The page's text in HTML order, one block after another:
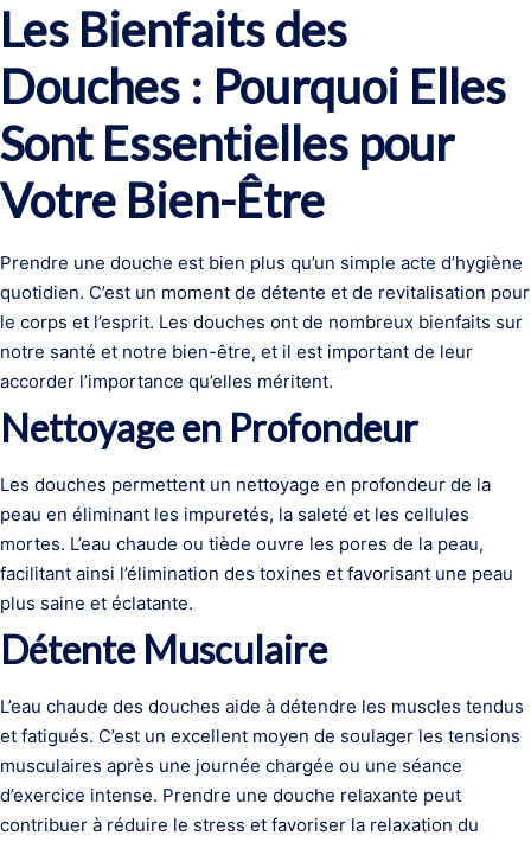
Les Bienfaits des
Douches : Pourquoi Elles
Sont Essentielles pour
Votre Bien-Être
Prendre une douche est bien plus qu’un simple acte d’hygiène
quotidien. C’est un moment de détente et de revitalisation pour
le corps et l’esprit. Les douches ont de nombreux bienfaits sur
notre santé et notre bien-être, et il est important de leur
accorder l’importance qu’elles méritent.
Nettoyage en Profondeur
Les douches permettent un nettoyage en profondeur de la
peau en éliminant les impuretés, la saleté et les cellules
mortes. L’eau chaude ou tiède ouvre les pores de la peau,
facilitant ainsi l’élimination des toxines et favorisant une peau
plus saine et éclatante.
Détente Musculaire
L’eau chaude des douches aide à détendre les muscles tendus
et fatigués. C’est un excellent moyen de soulager les tensions
musculaires après une journée chargée ou une séance
d’exercice intense. Prendre une douche relaxante peut
contribuer à réduire le stress et favoriser la relaxation du